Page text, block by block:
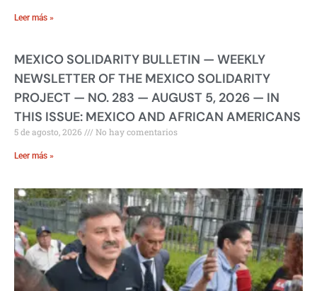
Leer más »
MEXICO SOLIDARITY BULLETIN — WEEKLY
NEWSLETTER OF THE MEXICO SOLIDARITY
PROJECT — NO. 283 — AUGUST 5, 2026 — IN
THIS ISSUE: MEXICO AND AFRICAN AMERICANS
5 de agosto, 2026 No hay comentarios
Leer más »